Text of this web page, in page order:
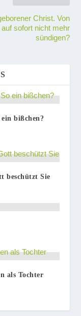
Christ. Von
auf sofort nicht mehr
sündigen?
bißchen?
beschützt Sie
als Tochter